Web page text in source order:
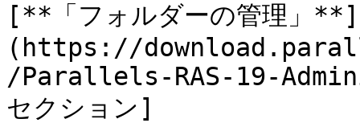
[**「フォルダーの管理」**]
(https://
/Parallels-RAS-19-
セクション]